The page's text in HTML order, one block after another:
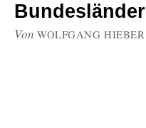
Bundesländer
Von WOLFGANG HIEBER